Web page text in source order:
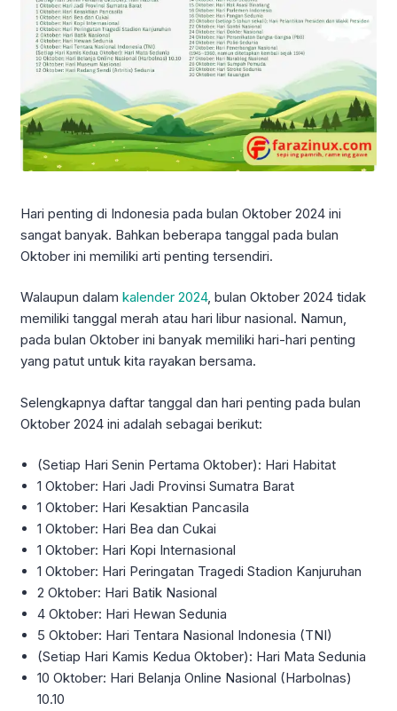
Hari penting di Indonesia pada bulan Oktober 2024 ini
sangat banyak. Bahkan beberapa tanggal pada bulan
Oktober ini memiliki arti penting tersendiri.
Walaupun dalam kalender 2024, bulan Oktober 2024 tidak
memiliki tanggal merah atau hari libur nasional. Namun,
pada bulan Oktober ini banyak memiliki hari-hari penting
yang patut untuk kita rayakan bersama.
Selengkapnya daftar tanggal dan hari penting pada bulan
Oktober 2024 ini adalah sebagai berikut:
(Setiap Hari Senin Pertama Oktober): Hari Habitat
1 Oktober: Hari Jadi Provinsi Sumatra Barat
1 Oktober: Hari Kesaktian Pancasila
1 Oktober: Hari Bea dan Cukai
1 Oktober: Hari Kopi Internasional
1 Oktober: Hari Peringatan Tragedi Stadion Kanjuruhan
2 Oktober: Hari Batik Nasional
4 Oktober: Hari Hewan Sedunia
5 Oktober: Hari Tentara Nasional Indonesia (TNI)
(Setiap Hari Kamis Kedua Oktober): Hari Mata Sedunia
10 Oktober: Hari Belanja Online Nasional (Harbolnas)
10.10